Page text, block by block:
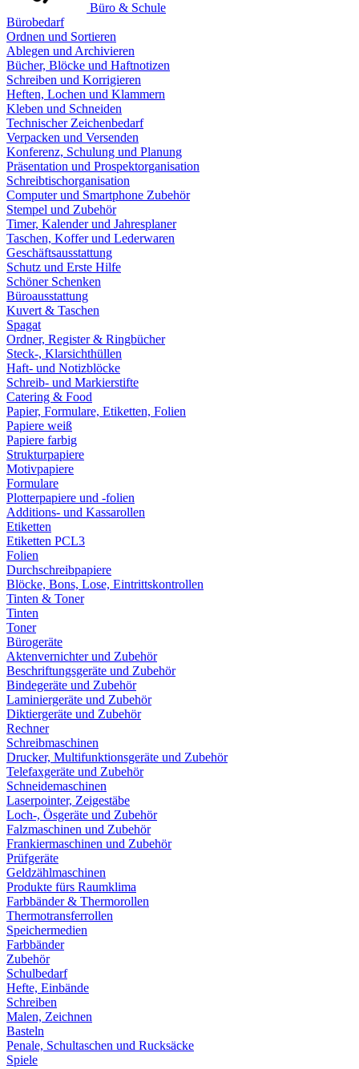
Büro & Schule
Bürobedarf
Ordnen und Sortieren
Ablegen und Archivieren
Bücher, Blöcke und Haftnotizen
Schreiben und Korrigieren
Heften, Lochen und Klammern
Kleben und Schneiden
Technischer Zeichenbedarf
Verpacken und Versenden
Konferenz, Schulung und Planung
Präsentation und Prospektorganisation
Schreibtischorganisation
Computer und Smartphone Zubehör
Stempel und Zubehör
Timer, Kalender und Jahresplaner
Taschen, Koffer und Lederwaren
Geschäftsausstattung
Schutz und Erste Hilfe
Schöner Schenken
Büroausstattung
Kuvert & Taschen
Spagat
Ordner, Register & Ringbücher
Steck-, Klarsichthüllen
Haft- und Notizblöcke
Schreib- und Markierstifte
Catering & Food
Papier, Formulare, Etiketten, Folien
Papiere weiß
Papiere farbig
Strukturpapiere
Motivpapiere
Formulare
Plotterpapiere und -folien
Additions- und Kassarollen
Etiketten
Etiketten PCL3
Folien
Durchschreibpapiere
Blöcke, Bons, Lose, Eintrittskontrollen
Tinten & Toner
Tinten
Toner
Bürogeräte
Aktenvernichter und Zubehör
Beschriftungsgeräte und Zubehör
Bindegeräte und Zubehör
Laminiergeräte und Zubehör
Diktiergeräte und Zubehör
Rechner
Schreibmaschinen
Drucker, Multifunktionsgeräte und Zubehör
Telefaxgeräte und Zubehör
Schneidemaschinen
Laserpointer, Zeigestäbe
Loch-, Ösgeräte und Zubehör
Falzmaschinen und Zubehör
Frankiermaschinen und Zubehör
Prüfgeräte
Geldzählmaschinen
Produkte fürs Raumklima
Farbbänder & Thermorollen
Thermotransferrollen
Speichermedien
Farbbänder
Zubehör
Schulbedarf
Hefte, Einbände
Schreiben
Malen, Zeichnen
Basteln
Penale, Schultaschen und Rucksäcke
Spiele